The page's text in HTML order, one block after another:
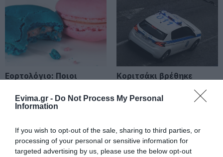
Evima.gr - Do Not Process My Personal
Information
If you wish to opt-out of the sale, sharing to third parties, or
processing of your personal or sensitive information for
targeted advertising by us, please use the below opt-out
Καιρός: Ανεβαίνει από σήμερα ο
υδράργυρος στην Εύβοια!
Επιμένουν τα μποφόρ
06.08.2026 | 08:15
Δύσκολες οι επόμενες ώρες στην
Εύβοια: Δείτε τι ανακοινώθηκε –
Προσοχή
Ενισχύεται το ΕΚΑΒ Μαντουδίου
– Νέο ασθενοφόρο στον τομέα
05.08.2026 | 22:00
Εορτολόγιο: Ποιοι
Πέμπτη 6 Αυγούστου
Κοριτσάκι βρέθηκε
Χειροπέδες στον
25χρονο πατέρα του